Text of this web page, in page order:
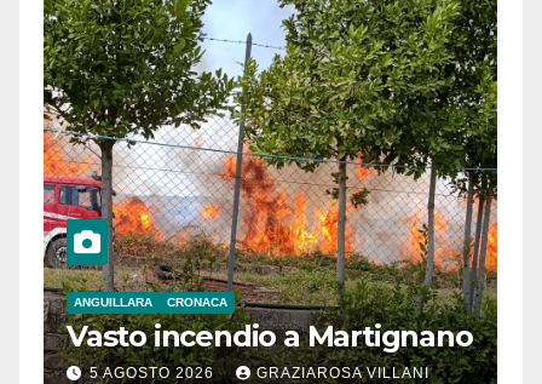
ANGUILLARA CRONACA
Vasto incendio a Martignano
5 AGOSTO 2026 GRAZIAROSA VILLANI